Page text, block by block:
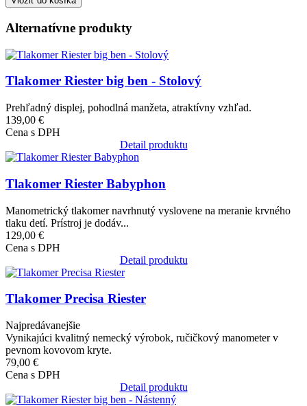
Alternatívne produkty
Obrázok
Tlakomer Riester big ben - Stolový
Prehľadný displej, pohodlná manžeta, atraktívny vzhľad.
139,00 €
Cena s DPH
Detail produktu
Obrázok
Tlakomer Riester Babyphon
Manometrický tlakomer navrhnutý vyslovene na meranie krvného
tlaku detí. Prístroj je dodáv...
129,00 €
Cena s DPH
Detail produktu
Obrázok
Tlakomer Precisa Riester
Najpredávanejšie
Vynikajúci kvalitný nemecký výrobok, ručičkový manometer v
pevnom kovovom kryte.
79,00 €
Cena s DPH
Detail produktu
Obrázok